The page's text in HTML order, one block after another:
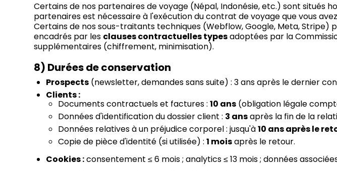
Certains de nos partenaires de voyage (Népal, Indonésie, etc.) sont situés
partenaires est nécessaire à l'exécution du contrat de voyage que vous
Certains de nos sous-traitants techniques (Webflow, Google, Meta,
encadrés par les clauses contractuelles typesadoptées par la
supplémentaires (chiffrement, minimisation).
8) Durées de conservation
Prospects (newsletter, demandes sans suite) : 3 ans après le dernier
Clients :
Documents contractuels et factures :10 ans (obligation légale
Données d'identification du dossier client : 3 ansaprès la fin de la
Données relatives à un préjudice corporel : jusqu'à10 ans après le
Copie de pièce d'identité (si utilisée) :1 moisaprès le retour.
Cookies :consentement ≤ 6 mois ; analytics ≤ 13 mois ; données